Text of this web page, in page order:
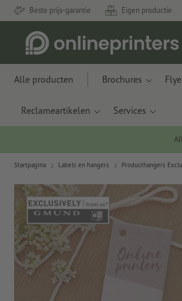
Beste prijs-garantie Eigen productie
Alle producten Brochures
Reclameartikelen Services
Startpagina Labels en hangers Producthangers